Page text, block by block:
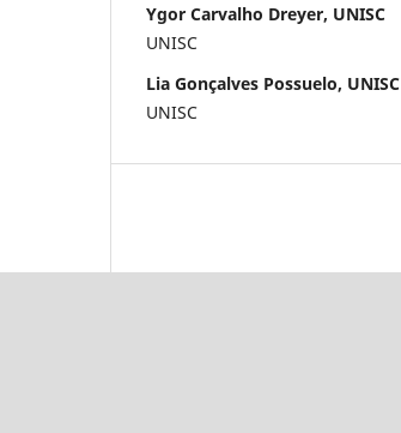
Ygor Carvalho Dreyer, UNISC
UNISC
Lia Gonçalves Possuelo, UNISC
UNISC